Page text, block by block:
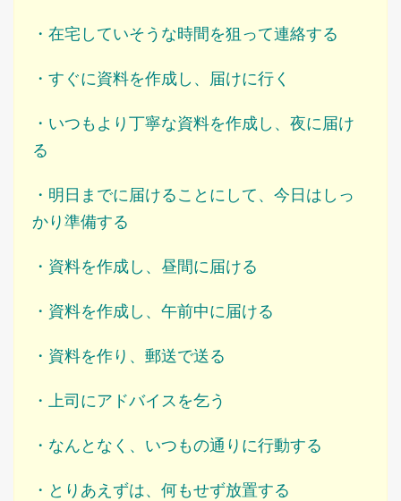
・在宅していそうな時間を狙って連絡する
・すぐに資料を作成し、届けに行く
・いつもより丁寧な資料を作成し、夜に届け
る
・明日までに届けることにして、今日はしっ
かり準備する
・資料を作成し、昼間に届ける
・資料を作成し、午前中に届ける
・資料を作り、郵送で送る
・上司にアドバイスを乞う
・なんとなく、いつもの通りに行動する
・とりあえずは、何もせず放置する